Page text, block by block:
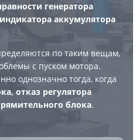
генератора
аккумулятора
по таким вещам,
с пуском мотора.
однозначно тогда, когда
отказ регулятора
блока.